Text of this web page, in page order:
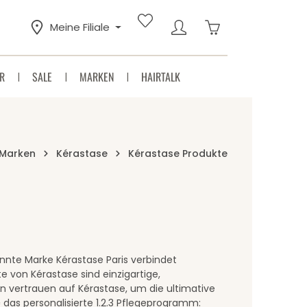
Meine Filiale Warenkorb
SALE MARKEN HAIRTALK
Marken Kérastase Kérastase Produkte
Marke Kérastase Paris verbindet
von Kérastase sind einzigartige,
vertrauen auf Kérastase, um die ultimative
personalisierte 1.2.3 Pflegeprogramm: